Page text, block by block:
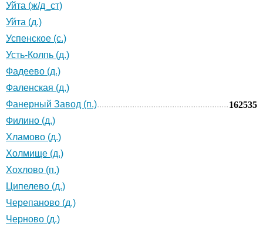
Уйта (ж/д_ст)
Уйта (д.)
Успенское (с.)
Усть-Колпь (д.)
Фадеево (д.)
Фаленская (д.)
Фанерный Завод (п.)
162535
Филино (д.)
Хламово (д.)
Холмище (д.)
Хохлово (п.)
Ципелево (д.)
Черепаново (д.)
Черново (д.)